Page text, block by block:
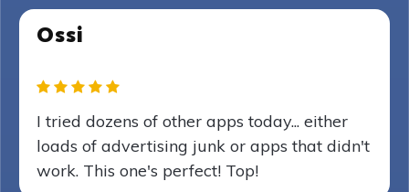
Ossi
I tried dozens of other apps today... either
loads of advertising junk or apps that didn't
work. This one's perfect! Top!